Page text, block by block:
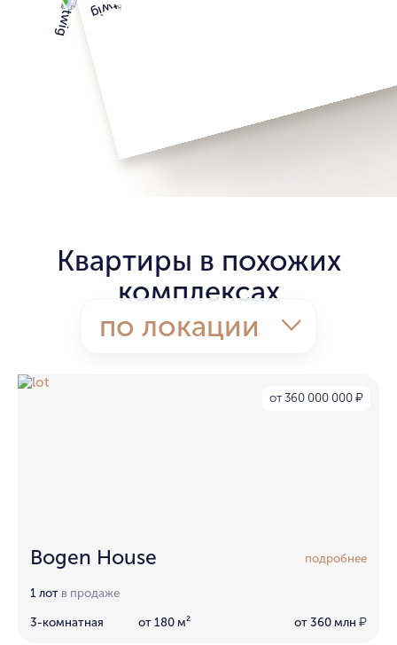
Квартиры в похожих
комплексах
по локации
от 360 000 000 ₽
Bogen House подробнее
1 лот в продаже
3-комнатная от 180 м² от 360 млн ₽